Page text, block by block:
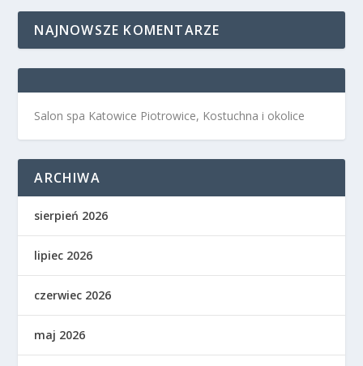
NAJNOWSZE KOMENTARZE
Salon spa Katowice Piotrowice, Kostuchna i okolice
ARCHIWA
sierpień 2026
lipiec 2026
czerwiec 2026
maj 2026